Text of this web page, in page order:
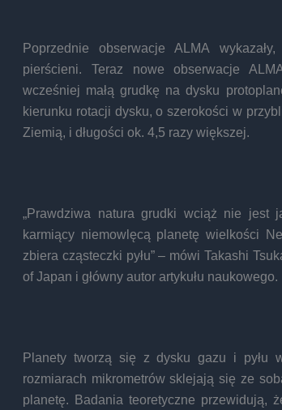
Poprzednie obserwacje ALMA
pierścieni. Teraz nowe obserwacje
wcześniej małą grudkę na dysku
kierunku rotacji dysku, o szerokości w
Ziemią, i długości ok. 4,5 razy większej.
„Prawdziwa natura grudki wciąż nie jest
karmiący niemowlęcą planetę wielkości
zbiera cząsteczki pyłu” – mówi Takashi
of Japan i główny autor artykułu naukowego.
Planety tworzą się z dysku gazu i pyłu
rozmiarach mikrometrów sklejają się ze
planetę. Badania teoretyczne przewidują,